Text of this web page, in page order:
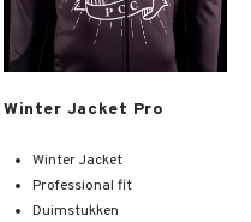
Winter Jacket Pro
Winter Jacket
Professional fit
Duimstukken